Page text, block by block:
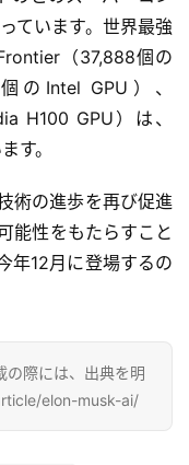
ています。世界最強
（37,888個の
のIntel GPU）、
H100 GPU）は、
す。
術の進歩を再び促進
能性をもたらすこと
年12月に登場するの
の際には、出典を明
elon-musk-ai/